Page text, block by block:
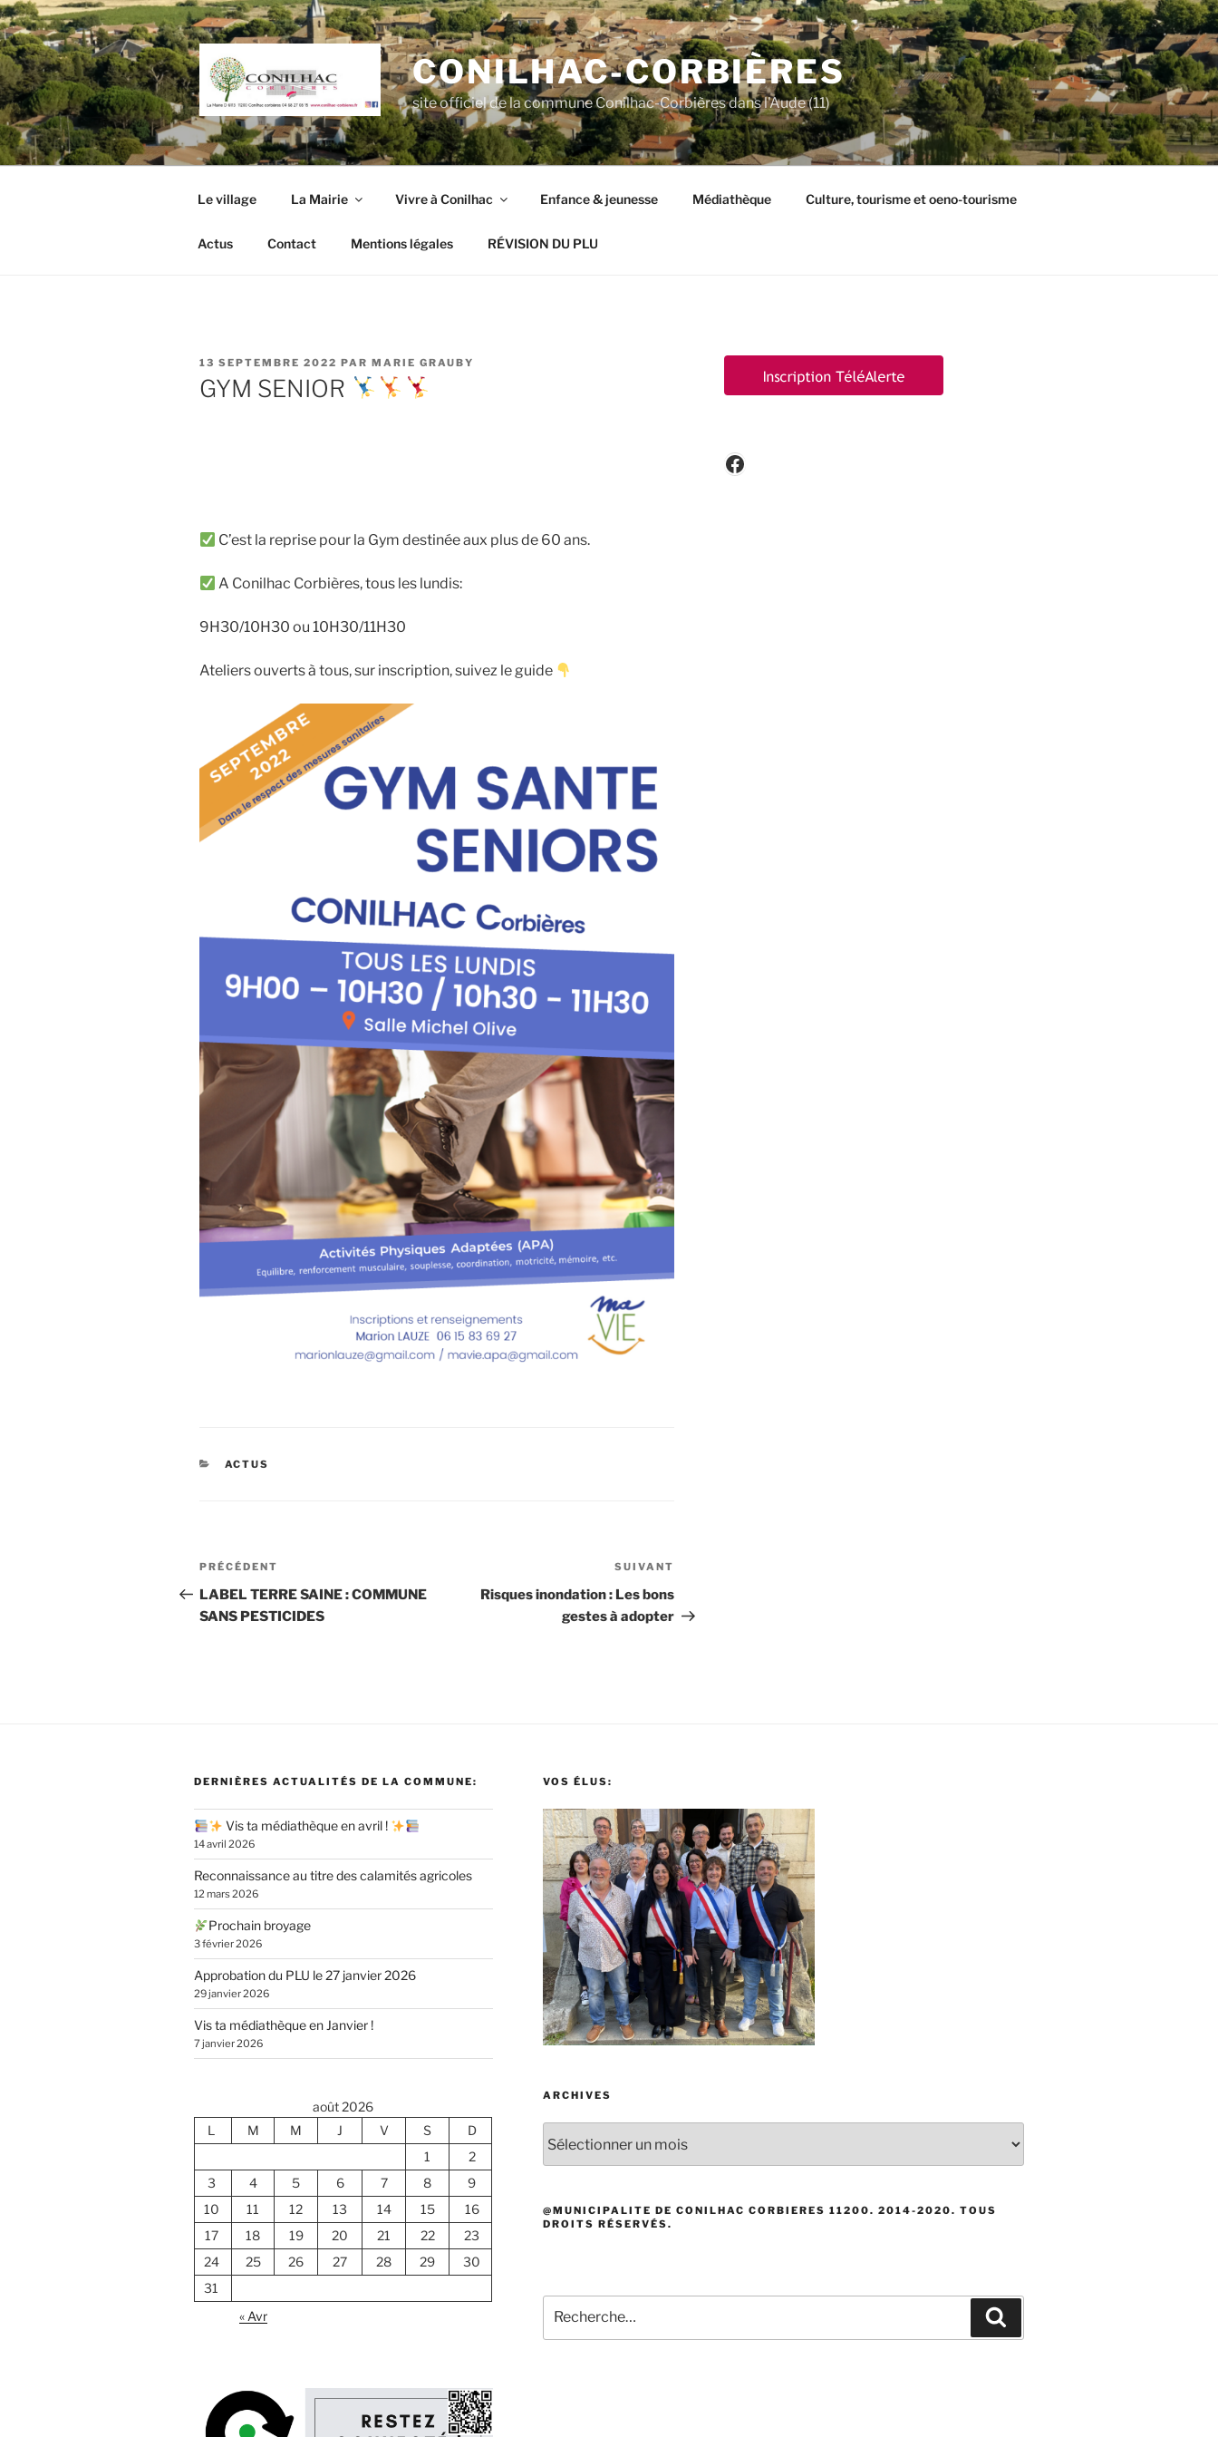
Aller
au
contenu
principal
CONILHAC-CORBIÈRES
site officiel de la commune Conilhac-Corbières dans l'Aude (11)
Le village La Mairie Vivre à Conilhac Enfance & jeunesse Médiathèque Culture, tourisme et oeno-tourisme
Actus Contact Mentions légales RÉVISION DU PLU
PUBLIÉ
LE
13 SEPTEMBRE 2022 PAR MARIE GRAUBY
GYM SENIOR
C’est la reprise pour la Gym destinée aux plus de 60 ans.
A Conilhac Corbières, tous les lundis:
9H30/10H30 ou 10H30/11H30
Ateliers ouverts à tous, sur inscription, suivez le guide
CATÉGORIES
ACTUS
Navigation
de
l’article
Article
précédent
PRÉCÉDENT
LABEL TERRE SAINE : COMMUNE
SANS PESTICIDES
suivant
SUIVANT
Risques inondation : Les bons
gestes à adopter
Facebook
DERNIÈRES ACTUALITÉS DE LA COMMUNE:
Vis ta médiathèque en avril !
14 avril 2026
Reconnaissance au titre des calamités agricoles
12 mars 2026
Prochain broyage
3 février 2026
Approbation du PLU le 27 janvier 2026
29 janvier 2026
Vis ta médiathèque en Janvier !
7 janvier 2026
août 2026
L
M M J V S
D
1
2
3
4 5 6 7 8
9
10
11 12 13 14 15
16
17
18 19 20 21 22
23
24
25 26 27 28 29
30
31
« Avr
VOS ÉLUS:
ARCHIVES
@MUNICIPALITE DE CONILHAC CORBIERES 11200. 2014-2020. TOUS
DROITS RÉSERVÉS.
pour
: